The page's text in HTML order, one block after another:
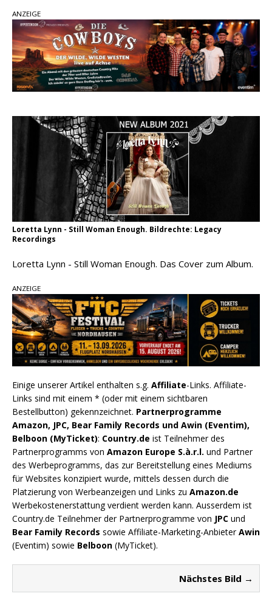
„Choosin‘ Texas“ gehört zu den größten Hits
aller Zeiten
pez veröffentlicht neue Single „Late Night
Talks“ – eine Hymne auf unvergessliche
Sommernächte
Morgan Wallen, Dolly Parton und Riley Green im
Fokus
ANZEIGE
Loretta Lynn - Still Woman Enough. Bildrechte: Legacy
Recordings
Loretta Lynn - Still Woman Enough. Das Cover zum Album.
ANZEIGE
Einige unserer Artikel enthalten s.g. Affiliate-Links. Affiliate-
Links sind mit einem * (oder mit einem sichtbaren
Bestellbutton) gekennzeichnet. Partnerprogramme
Amazon, JPC, Bear Family Records und Awin (Eventim),
Belboon (MyTicket): Country.de ist Teilnehmer des
Partnerprogramms von Amazon Europe S.à.r.l. und Partner
des Werbeprogramms, das zur Bereitstellung eines Mediums
für Websites konzipiert wurde, mittels dessen durch die
Platzierung von Werbeanzeigen und Links zu Amazon.de
Werbekostenerstattung verdient werden kann. Ausserdem ist
Country.de Teilnehmer der Partnerprogramme von JPC und
Bear Family Records sowie Affiliate-Marketing-AnbieterAwin
(Eventim) sowie Belboon (MyTicket).
Nächstes Bild →